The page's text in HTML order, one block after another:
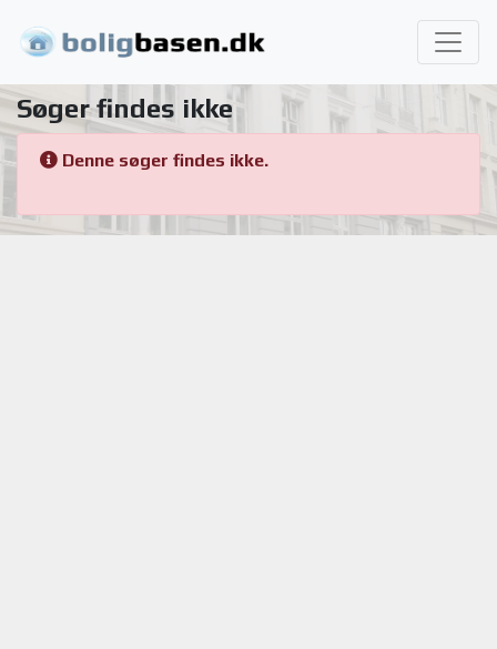
Søger findes ikke
Denne søger findes ikke.